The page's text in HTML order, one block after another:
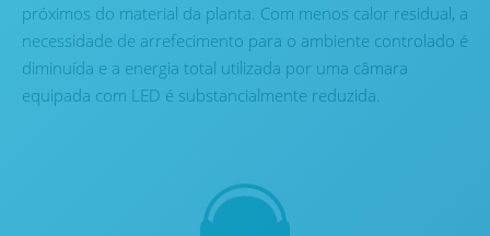
próximos do material da planta. Com menos calor residual, a
necessidade de arrefecimento para o ambiente controlado é
diminuída e a energia total utilizada por uma câmara
equipada com LED é substancialmente reduzida.